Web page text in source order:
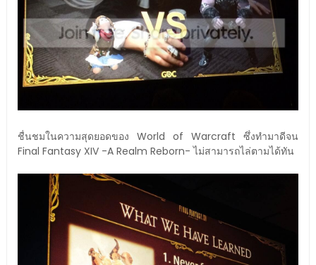
ชื่นชมในความสุดยอดของ World of Warcraft ซึ่งทำมาดีจน
Final Fantasy XIV -A Realm Reborn- ไม่สามารถไล่ตามได้ทัน